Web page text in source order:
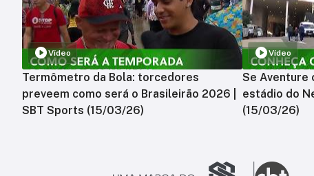
Vídeo
Termômetro da Bola: torcedores
preveem como será o Brasileirão 2026 |
SBT Sports (15/03/26)
Vídeo
Se Aventure
estádio do
(15/03/26)